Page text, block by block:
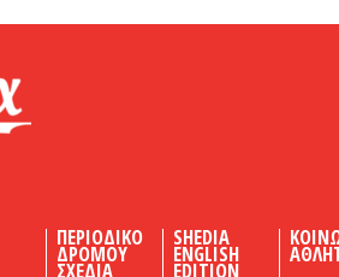
ΠΕΡΙΟΔΙΚΟ
ΔΡΟΜΟΥ
ΣΧΕΔΙΑ
SHEDIA
ENGLISH
EDITION